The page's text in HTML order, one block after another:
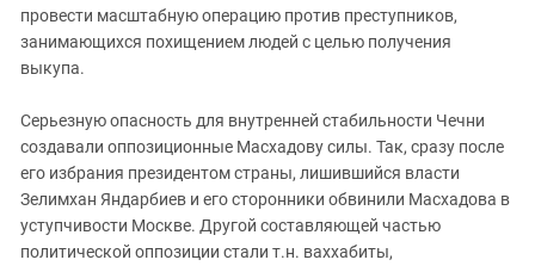
провести масштабную операцию против преступников,
занимающихся похищением людей с целью получения
выкупа.
Серьезную опасность для внутренней стабильности Чечни
создавали оппозиционные Масхадову силы. Так, сразу после
его избрания президентом страны, лишившийся власти
Зелимхан Яндарбиев и его сторонники обвинили Масхадова в
уступчивости Москве. Другой составляющей частью
политической оппозиции стали т.н. ваххабиты,